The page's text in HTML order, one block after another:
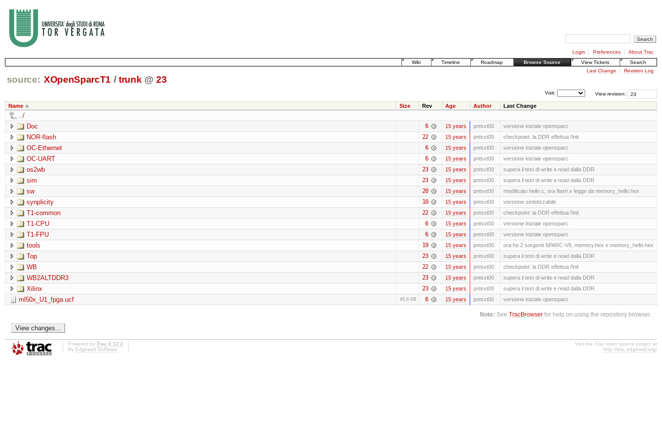
Login Preferences
About Trac
Wiki
Timeline Roadmap Browse Source View Tickets
Search
Last Change
Revision Log
source: XOpenSparcT1 / trunk @ 23
View revision:
Visit:
Name Size Rev Age Author Last Change
../
Doc
6 15 years pntsvt00 versione iniziale opensparc
NOR-flash 22 15 years pntsvt00 checkpoint: la DDR effettua l'init
OC-Ethernet 6 15 years pntsvt00 versione iniziale opensparc
OC-UART 6 15 years pntsvt00 versione iniziale opensparc
os2wb 23 15 years pntsvt00 supera il test di write e read dalla DDR
sim 23 15 years pntsvt00 supera il test di write e read dalla DDR
sw 20 15 years pntsvt00 modificato hello.c, ora flash.v legge da memory_hello.hex
synplicity 10 15 years pntsvt00 versione sintetizzabile
T1-common 22 15 years pntsvt00 checkpoint: la DDR effettua l'init
T1-CPU 6 15 years pntsvt00 versione iniziale opensparc
T1-FPU 6 15 years pntsvt00 versione iniziale opensparc
tools 19 15 years pntsvt00 ora ho 2 sorgenti SPARC-V9, memory.hex e memory_hello.hex
Top 23 15 years pntsvt00 supera il test di write e read dalla DDR
WB 22 15 years pntsvt00 checkpoint: la DDR effettua l'init
WB2ALTDDR3 23 15 years pntsvt00 supera il test di write e read dalla DDR
Xilinx 23 15 years pntsvt00 supera il test di write e read dalla DDR
ml50x_U1_fpga.ucf 45.6 KB 6 15 years pntsvt00 versione iniziale opensparc
Note: SeeTracBrowser for help on using the repository browser.
Powered by Trac 0.12.2
By Edgewall Software
Visit the Trac open source project at
http://trac.edgewall.org/